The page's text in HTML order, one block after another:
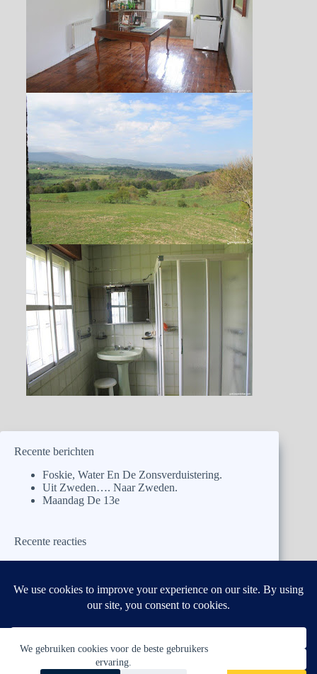
We gebruiken cookies voor de beste gebruikers
ervaring.
Recente berichten
Foskie, Water En De Zonsverduistering.
Uit Zweden…. Naar Zweden.
Maandag De 13e
Recente reacties
petraopFoskie, Water En De Zonsverduistering.
Hansop Foskie, Water En De Zonsverduistering.
Foskie, Water En De Zonsverduistering.
Zonsverduistering.